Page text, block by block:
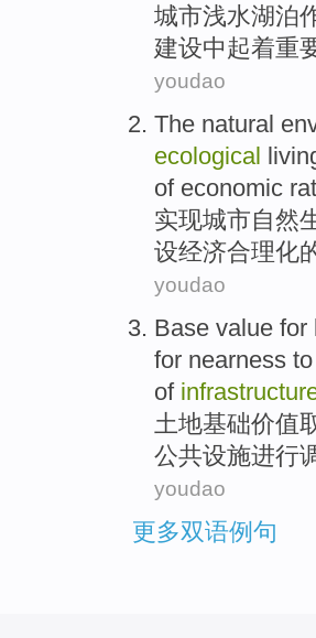
城市浅水湖泊
建设中起着重
youdao
The natural
ecological
of economic
实现城市自然
设经济合理化
youdao
Base value for
for nearness to
of
土地基础价值
公共设施进行
youdao
更多双语例句